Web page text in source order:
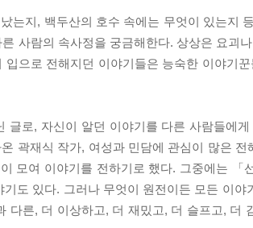
는지, 백두산의 호수 속에는 무엇이 있는지
사람의 속사정을 궁금해한다. 상상은 요괴
으로 전해지던 이야기들은 능숙한 이야기
로, 자신이 알던 이야기를 다른 사람들에
곽재식 작가, 여성과 민담에 관심이 많은 전
모여 이야기를 전하기로 했다. 그중에는 「
도 있다. 그러나 무엇이 원전이든 모든 이야
른, 더 이상하고, 더 재밌고, 더 슬프고, 더